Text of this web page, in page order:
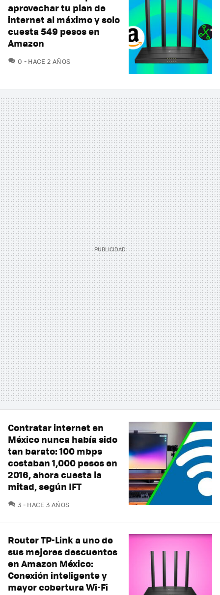
aprovechar tu plan de
internet al máximo y solo
cuesta 549 pesos en
Amazon
0 COMENTARIOS
HACE 2 AÑOS
Contratar internet en
México nunca había sido
tan barato: 100 mbps
costaban 1,000 pesos en
2016, ahora cuesta la
mitad, según IFT
3 COMENTARIOS
HACE 3 AÑOS
Router TP-Link a uno de
sus mejores descuentos
en Amazon México:
Conexión inteligente y
mayor cobertura Wi-Fi